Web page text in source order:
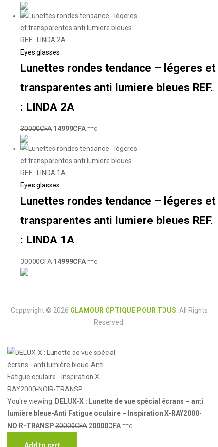
Eyes glasses
Lunettes rondes tendance – légeres et
transparentes anti lumiere bleues REF.
: LINDA 2A
30000CFA 14999CFA TTC
Eyes glasses
Lunettes rondes tendance – légeres et
transparentes anti lumiere bleues REF.
: LINDA 1A
30000CFA 14999CFA TTC
Coppyright © 2026 GLAMOUR OPTIQUE POUR TOUS. All Rights
Reserved.
You're viewing: DELUX-X : Lunette de vue spécial écrans – anti
lumière bleue-Anti Fatigue oculaire – Inspiration X-RAY2000-
NOIR-TRANSP 30000CFA 20000CFA TTC
Add to cart